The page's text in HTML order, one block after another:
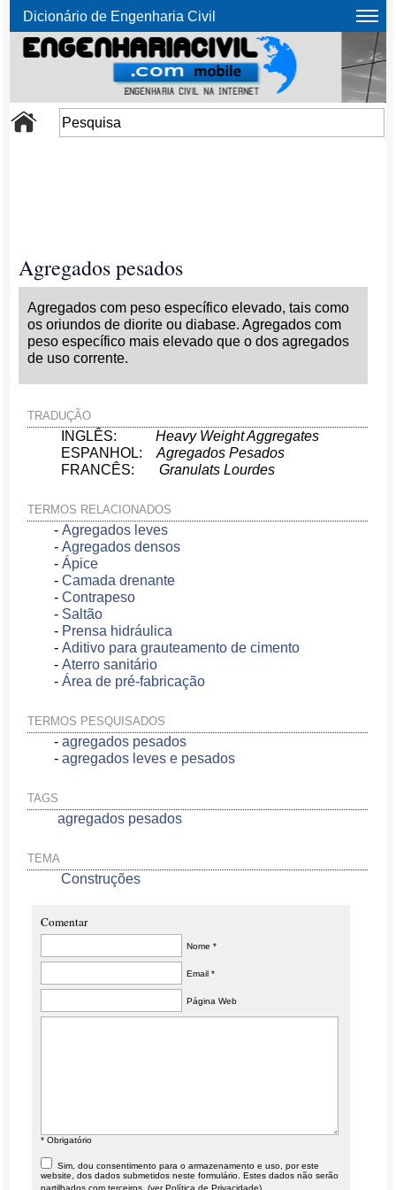
Dicionário de Engenharia Civil
Agregados pesados
Agregados com peso específico elevado, tais como
os oriundos de diorite ou diabase. Agregados com
peso específico mais elevado que o dos agregados
de uso corrente.
TRADUÇÃO
INGLÊS:Heavy Weight Aggregates
ESPANHOL:Agregados Pesados
FRANCÊS:Granulats Lourdes
TERMOS RELACIONADOS
-Agregados leves
-Agregados densos
-Ápice
-Camada drenante
-Contrapeso
- Saltão
- Prensa hidráulica
-Aditivo para grauteamento de cimento
-Aterro sanitário
-Área de pré-fabricação
TERMOS PESQUISADOS
-agregados pesados
-agregados leves e pesados
TAGS
agregados pesados
TEMA
Construções
Comentar
Nome *
Email *
Página Web
* Obrigatório
Sim, dou consentimento para o armazenamento e uso, por este
website, dos dados submetidos neste formulário. Estes dados não serão
partilhados com terceiros. (verPolítica de Privacidade)